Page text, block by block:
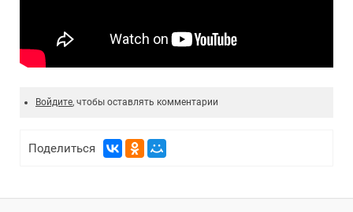
Войдите, чтобы оставлять комментарии
Поделиться